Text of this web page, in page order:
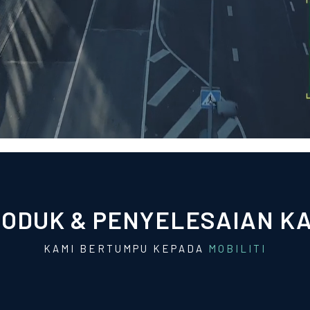
& PENYELESAIAN
KAMI BERTUMPU KEPADA T I
G A Y A H